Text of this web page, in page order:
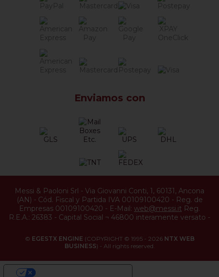
Enviamos con
Messi & Paoloni Srl - Via Giovanni Conti, 1, 60131, Ancona
(AN) - Cód. Fiscal y Partida IVA 00109100420 - Reg. de
Empresas 00109100420 - E-Mail: web@messi.it Reg.
R.E.A.: 26383 - Capital Social ¬ 46800 interamente versato -
© EGESTX ENGINE (COPYRIGHT © 1995 - 2026 NTX WEB
BUSINESS) - All rights reserved.